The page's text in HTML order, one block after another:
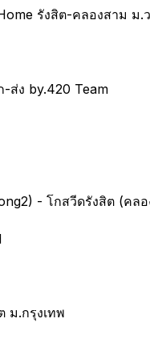
รังสิต-คลองสาม ม.
ส่ง by.420 Team
- โกสวีดรังสิต (คลอ
ม.กรุงเทพ